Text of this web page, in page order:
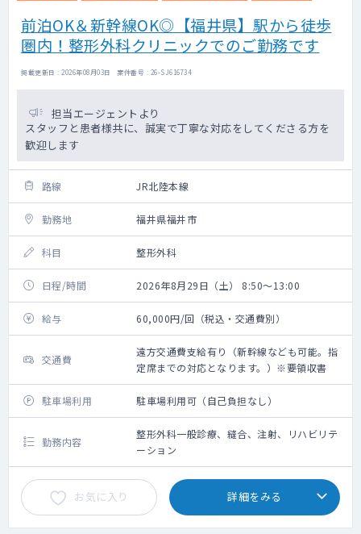
前泊OK＆新幹線OK◎【福井県】駅から徒歩
圏内！整形外科クリニックでのご勤務です
掲載更新日 : 2026年08月03日 案件番号 : 26-SJ616734
担当エージェントより
スタッフと患者様共に、誠実で丁寧な対応をしてくださる方を
歓迎します
路線 JR北陸本線
勤務地 福井県福井市
科目 整形外科
日程/時間 2026年8月29日（土） 8:50～13:00
給与 60,000円/回（税込・交通費別）
交通費
遠方交通費支給有り（新幹線なども可能。指
定席までの対応となります。）※要領収書
駐車場利用 駐車場利用可（自己負担なし）
勤務内容
整形外科一般診療、縫合、注射、リハビリテ
ーション
お気に入り 詳細をみる